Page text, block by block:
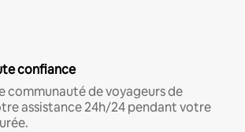
confiance
communauté de voyageurs de
assistance 24h/24 pendant votre